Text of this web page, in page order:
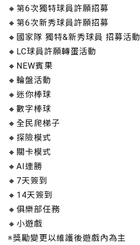
🔸第6次獨特球員許願招募
🔸第6次新秀球員許願招募
🔸國家隊 獨特&新秀球員 招募活動
🔸LC球員許願轉蛋活動
🔸NEW賓果
🔸輪盤活動
🔸迷你棒球
🔸數字棒球
🔸全民爬梯子
🔸探險模式
🔸關卡模式
🔸AI連勝
🔸7天簽到
🔸14天簽到
🔸俱樂部任務
🔸小遊戲
※獎勵變更以維護後遊戲內為主